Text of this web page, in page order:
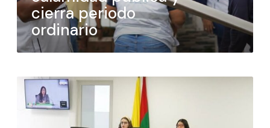
cierra periodo
ordinario